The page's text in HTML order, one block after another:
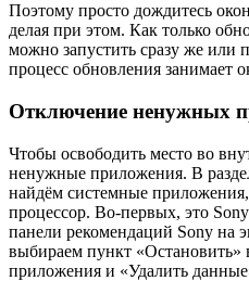
Поэтому просто дождитесь
делая при этом. Как только
можно запустить сразу же или
процесс обновления занимает
Отключение ненужных
Чтобы освободить место во
ненужные приложения. В
найдём системные
процессор. Во-первых, это
панели рекомендаций Sony на
выбираем пункт
приложения и «Удалить